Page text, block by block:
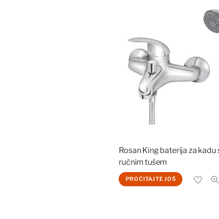
Rosan King baterija za kadu
ručnim tušem
PROČITAJTE JOŠ